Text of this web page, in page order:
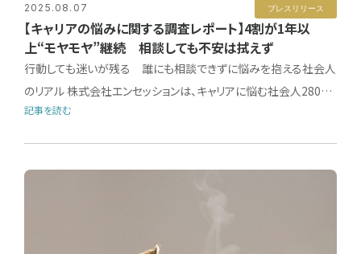
2025.08.07 プレスリリース
【キャリアの悩みに関する調査レポート】4割が1年以
上“モヤモヤ”継続 相談しても不安は拭えず
行動しても迷いが残る 誰にも相談できずに悩みを抱える社会人
のリアル 株式会社エンセッションは、キャリアに悩む社会人280…
記事を読む